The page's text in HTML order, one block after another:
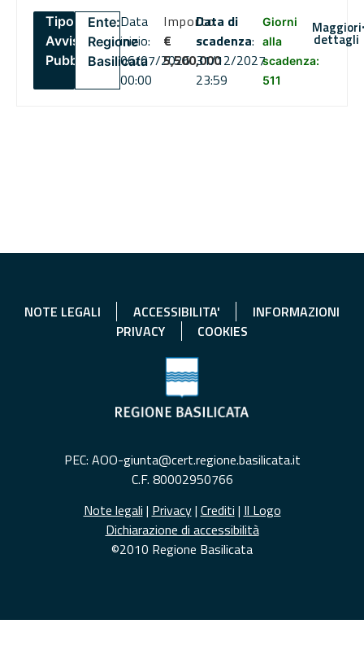
Tipo:
Avviso
Pubblico
Ente:
Regione
Basilicata
Data
inizio:
06/07/2026
00:00
Importo
€
5,500,000
Data di
scadenza:
31/12/2027
23:59
Giorni
alla
scadenza:
511
Maggiori
dettagli
NOTE LEGALI ACCESSIBILITA'
INFORMAZIONI
PRIVACY
COOKIES
PEC: AOO-giunta@cert.regione.basilicata.it
C.F. 80002950766
Note legali | Privacy| Crediti | Il Logo
Dichiarazione di accessibilità
©2010 Regione Basilicata